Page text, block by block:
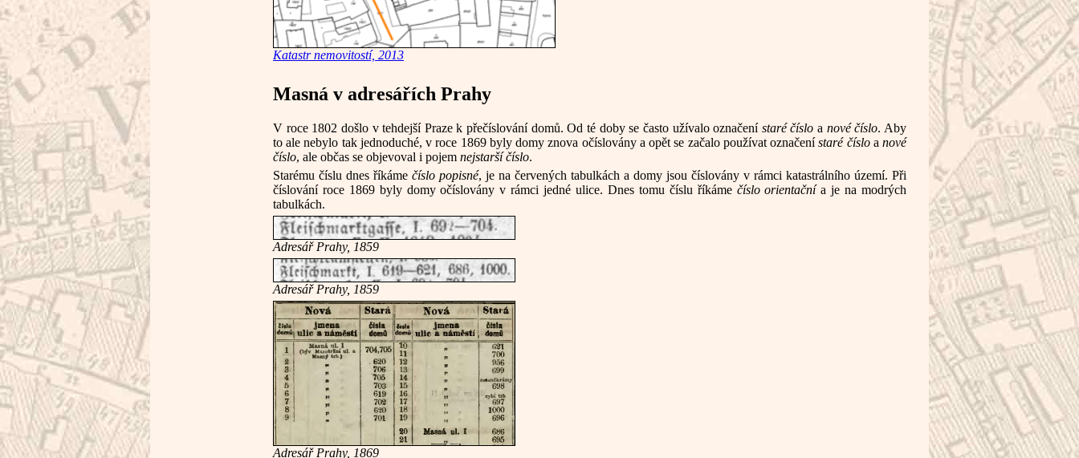
Katastr nemovitostí, 2013
Masná v adresářích Prahy
V roce 1802 došlo v tehdejší Praze k přečíslování domů. Od té doby se často užívalo označení staré číslo a nové číslo. Aby
to ale nebylo tak jednoduché, v roce 1869 byly domy znova očíslovány a opět se začalo používat označenístaré čísloanové
číslo, ale občas se objevoval i pojem nejstarší číslo.
Starému číslu dnes říkáme číslo popisné, je na červených tabulkách a domy jsou číslovány v rámci katastrálního území. Při
číslování roce 1869 byly domy očíslovány v rámci jedné ulice. Dnes tomu číslu říkáme číslo orientačnía je na modrých
tabulkách.
Adresář Prahy, 1859
Adresář Prahy, 1859
Adresář Prahy, 1869